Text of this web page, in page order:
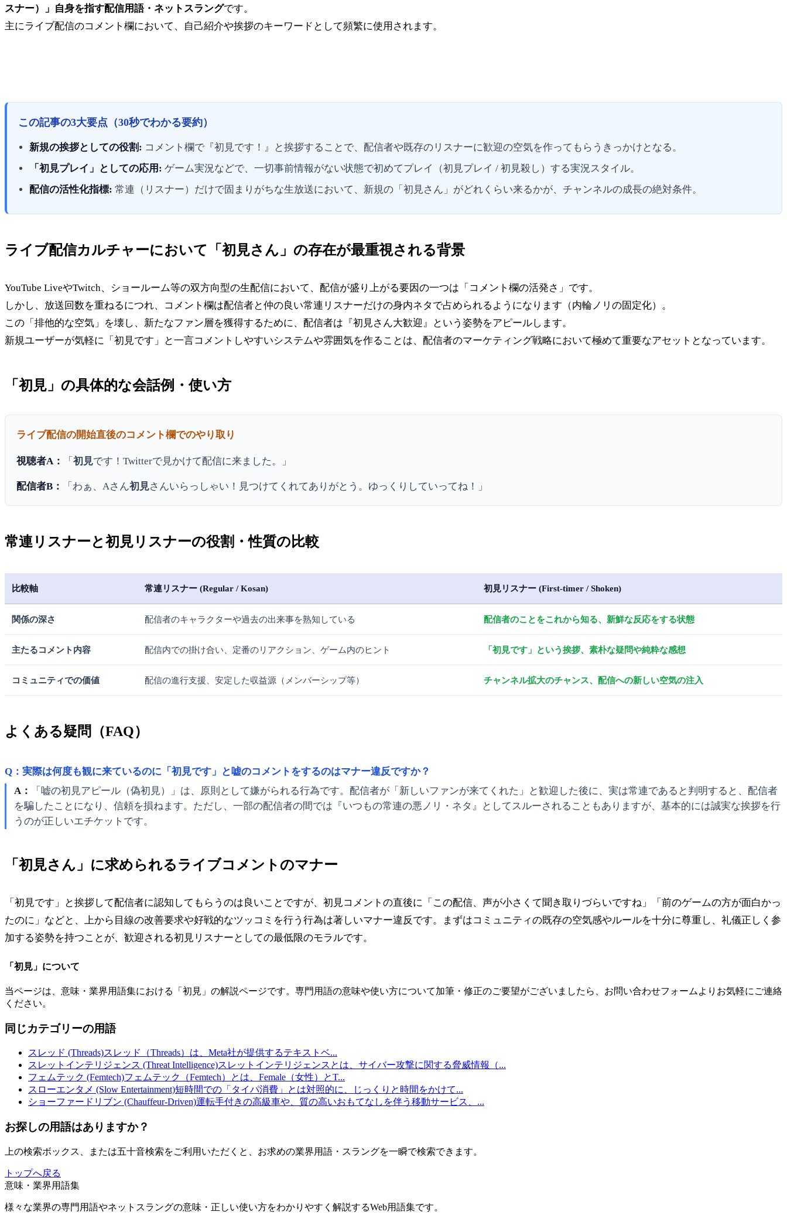
スナー）」自身を指す配信用語・ネットスラングです。
主にライブ配信のコメント欄において、自己紹介や挨拶のキーワードとして頻繁に使用されます。
この記事の3大要点（30秒でわかる要約）
新規の挨拶としての役割: コメント欄で『初見です！』と挨拶することで、配信者や既存のリスナーに歓迎の空気を作ってもらうきっかけとなる。
「初見プレイ」としての応用: ゲーム実況などで、一切事前情報がない状態で初めてプレイ（初見プレイ / 初見殺し）する実況スタイル。
配信の活性化指標: 常連（リスナー）だけで固まりがちな生放送において、新規の「初見さん」がどれくらい来るかが、チャンネルの成長の絶対条件。
ライブ配信カルチャーにおいて「初見さん」の存在が最重視される背景
YouTube LiveやTwitch、ショールーム等の双方向型の生配信において、配信が盛り上がる要因の一つは「コメント欄の活発さ」です。
しかし、放送回数を重ねるにつれ、コメント欄は配信者と仲の良い常連リスナーだけの身内ネタで占められるようになります（内輪ノリの固定化）。
この「排他的な空気」を壊し、新たなファン層を獲得するために、配信者は『初見さん大歓迎』という姿勢をアピールします。
新規ユーザーが気軽に「初見です」と一言コメントしやすいシステムや雰囲気を作ることは、配信者のマーケティング戦略において極めて重要なアセットとなっています。
「初見」の具体的な会話例・使い方
ライブ配信の開始直後のコメント欄でのやり取り
視聴者A： 「初見です！Twitterで見かけて配信に来ました。」
配信者B： 「わぁ、Aさん初見さんいらっしゃい！見つけてくれてありがとう。ゆっくりしていってね！」
常連リスナーと初見リスナーの役割・性質の比較
比較軸 常連リスナー (Regular / Kosan) 初見リスナー (First-timer / Shoken)
関係の深さ 配信者のキャラクターや過去の出来事を熟知している 配信者のことをこれから知る、新鮮な反応をする状態
主たるコメント内容 配信内での掛け合い、定番のリアクション、ゲーム内のヒント 「初見です」という挨拶、素朴な疑問や純粋な感想
コミュニティでの価値 配信の進行支援、安定した収益源（メンバーシップ等） チャンネル拡大のチャンス、配信への新しい空気の注入
よくある疑問（FAQ）
Q：実際は何度も観に来ているのに「初見です」と嘘のコメントをするのはマナー違反ですか？
A：
「嘘の初見アピール（偽初見）」は、原則として嫌がられる行為です。配信者が「新しいファンが来てくれた」と歓迎した後に、実は常連であると判明すると、配信者
を騙したことになり、信頼を損ねます。ただし、一部の配信者の間では『いつもの常連の悪ノリ・ネタ』としてスルーされることもありますが、基本的には誠実な挨拶を行
うのが正しいエチケットです。
「初見さん」に求められるライブコメントのマナー
「初見です」と挨拶して配信者に認知してもらうのは良いことですが、初見コメントの直後に「この配信、声が小さくて聞き取りづらいですね」「前のゲームの方が面白かっ
たのに」などと、上から目線の改善要求や好戦的なツッコミを行う行為は著しいマナー違反です。まずはコミュニティの既存の空気感やルールを十分に尊重し、礼儀正しく参
加する姿勢を持つことが、歓迎される初見リスナーとしての最低限のモラルです。
「 初見 」について
当ページは、意味・業界用語集における「 初見 」の解説ページです。専門用語の意味や使い方について加筆・修正のご要望がございましたら、お問い合わせフォームよりお気軽にご連絡
ください。
同じカテゴリーの用語
スレッド (Threads)スレッド（Threads）は、Meta社が提供するテキストベ...
スレットインテリジェンス (Threat Intelligence)スレットインテリジェンスとは、サイバー攻撃に関する脅威情報（...
フェムテック (Femtech)フェムテック（Femtech）とは、Female（女性）とT...
スローエンタメ (Slow Entertainment)短時間での「タイパ消費」とは対照的に、じっくりと時間をかけて...
ショーファードリブン (Chauffeur-Driven)運転手付きの高級車や、質の高いおもてなしを伴う移動サービス、 ...
お探しの用語はありますか？
上の検索ボックス、または五十音検索をご利用いただくと、お求めの業界用語・スラングを一瞬で検索できます。
トップへ戻る
意味・業界用語集
様々な業界の専門用語やネットスラングの意味・正しい使い方をわかりやすく解説するWeb用語集です。